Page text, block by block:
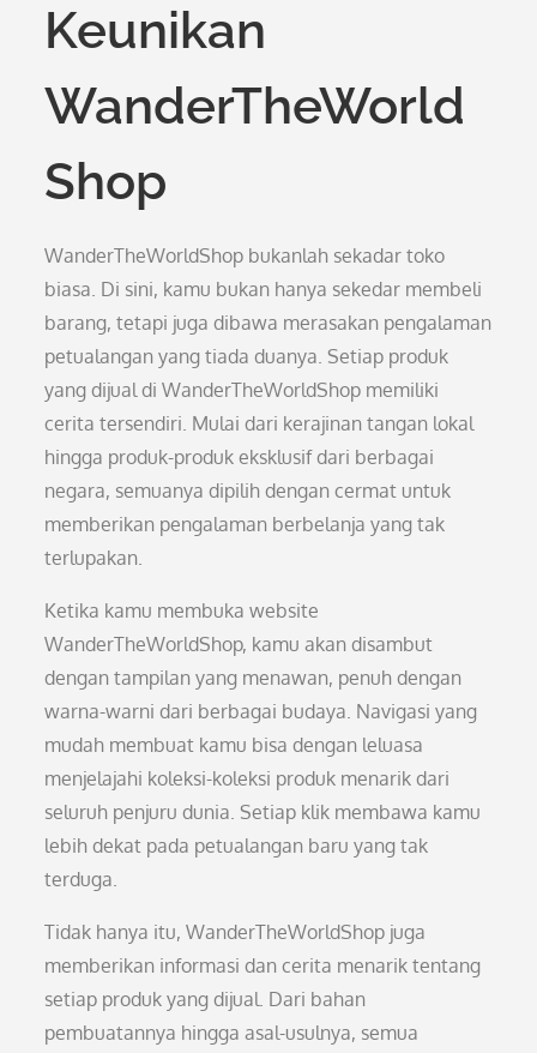
Keunikan
WanderTheWorld
Shop
WanderTheWorldShop bukanlah sekadar toko
biasa. Di sini, kamu bukan hanya sekedar membeli
barang, tetapi juga dibawa merasakan pengalaman
petualangan yang tiada duanya. Setiap produk
yang dijual di WanderTheWorldShop memiliki
cerita tersendiri. Mulai dari kerajinan tangan lokal
hingga produk-produk eksklusif dari berbagai
negara, semuanya dipilih dengan cermat untuk
memberikan pengalaman berbelanja yang tak
terlupakan.
Ketika kamu membuka website
WanderTheWorldShop, kamu akan disambut
dengan tampilan yang menawan, penuh dengan
warna-warni dari berbagai budaya. Navigasi yang
mudah membuat kamu bisa dengan leluasa
menjelajahi koleksi-koleksi produk menarik dari
seluruh penjuru dunia. Setiap klik membawa kamu
lebih dekat pada petualangan baru yang tak
terduga.
Tidak hanya itu, WanderTheWorldShop juga
memberikan informasi dan cerita menarik tentang
setiap produk yang dijual. Dari bahan
pembuatannya hingga asal-usulnya, semua